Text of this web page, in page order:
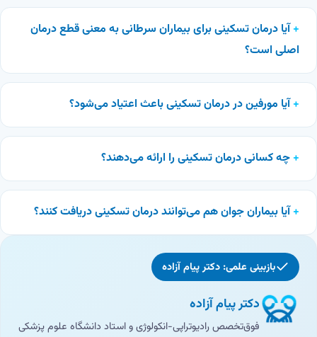
آیا درمان تسکینی برای بیماران سرطانی به معنی قطع درمان
اصلی است؟
آیا مورفین در درمان تسکینی باعث اعتیاد می‌شود؟
چه کسانی درمان تسکینی را ارائه می‌دهند؟
آیا بیماران جوان هم می‌توانند درمان تسکینی دریافت کنند؟
بازبینی علمی: دکتر پیام آزاده
دکتر پیام آزاده
فوق‌تخصص رادیوتراپی-انکولوژی و استاد دانشگاه علوم پزشکی